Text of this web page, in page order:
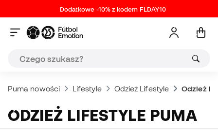
Dodatkowe -10% z kodem FLDAY10
Puma nowości Lifestyle Odzież Lifestyle Odzież
ODZIEŻ LIFESTYLE PUMA